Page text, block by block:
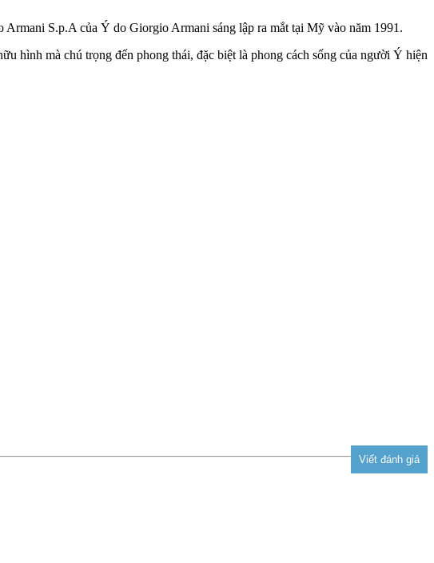
S.p.A của Ý do Giorgio Armani sáng lập ra mắt tại Mỹ vào năm 1991.
hình mà chú trọng đến phong thái, đặc biệt là phong cách sống của người Ý hiện